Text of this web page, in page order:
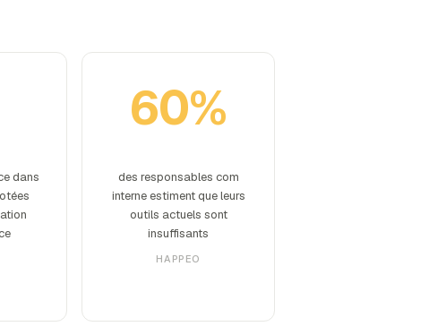
dans
60%
des responsables com
interne estiment que leurs
outils actuels sont
insuffisants
HAPPEO